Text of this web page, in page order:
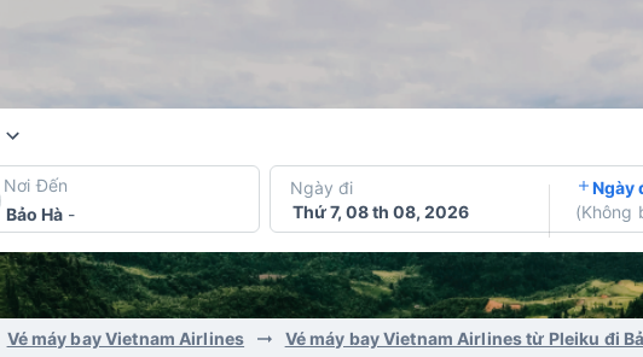
Nơi Đến
Bảo Hà -
Ngày đi
Thứ 7, 08 th 08, 2026
Ngày
(Không
Vé máy bay Vietnam Airlines Vé máy bay Vietnam Airlines từ Pleiku đi